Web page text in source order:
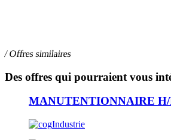
/ Offres similaires
Des offres qui pourraient vous
MANUTENTIONNAIRE
Industrie